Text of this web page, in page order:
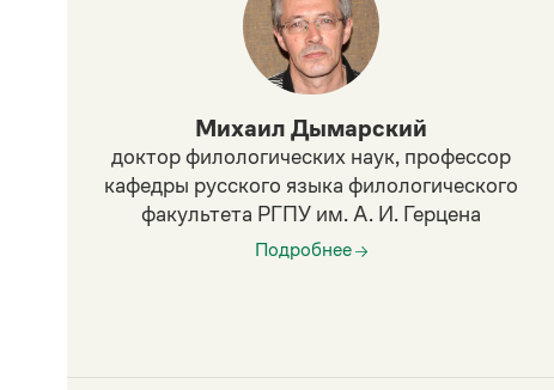
Михаил Дымарский
доктор филологических наук, профессор
кафедры русского языка филологического
факультета РГПУ им. А. И. Герцена
Подробнее